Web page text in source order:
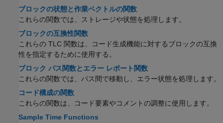
ブロックの状態と作業ベクトルの関数
これらの関数では、ストレージや状態を処理します。
ブロックの互換性関数
これらの TLC 関数は、コード生成機能に対するブロックの互換
性を指定するために使用する。
ブロック パス関数とエラー レポート関数
これらの関数では、パス間で移動し、エラー状態を処理します。
コード構成の関数
これらの関数は、コード要素やコメントの調整に使用します。
Sample Time Functions